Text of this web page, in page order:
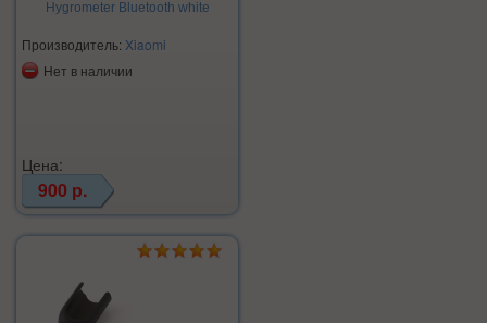
Hygrometer Bluetooth white
Производитель: Xiaomi
Нет в наличии
Цена:
900 р.